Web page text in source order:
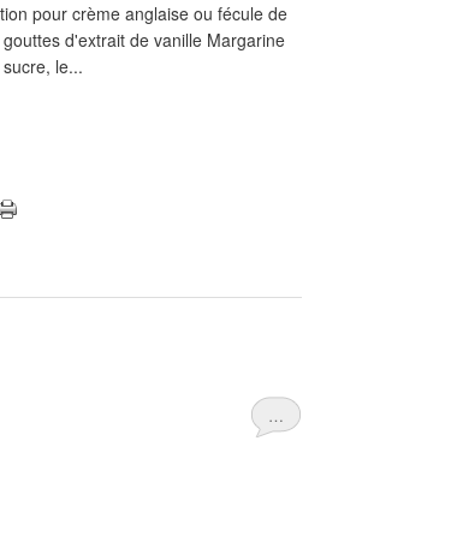
pour crème anglaise ou fécule de
d'extrait de vanille Margarine
le...
…